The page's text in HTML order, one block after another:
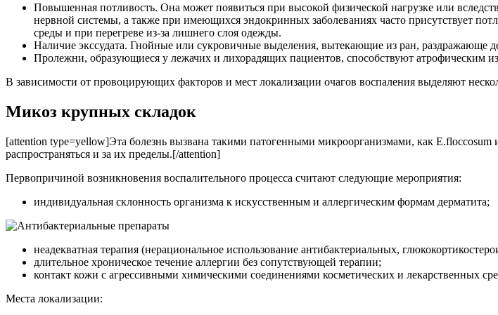
Повышенная потливость. Она может появиться при высокой физической нагрузке или
нервной системы, а также при имеющихся эндокринных заболеваниях часто присутствует
среды и при перегреве из-за лишнего слоя одежды.
Наличие экссудата. Гнойные или сукровичные выделения, вытекающие из ран, раздражающе
Пролежни, образующиеся у лежачих и лихорадящих пациентов, способствуют атрофическим
В зависимости от провоцирующих факторов и мест локализации очагов воспаления выделяют
Микоз крупных складок
[attention type=yellow]Эта болезнь вызвана такими патогенными микроорганизмами, как
распространяться и за их пределы.[/attention]
Первопричиной возникновения воспалительного процесса считают следующие мероприятия:
индивидуальная склонность организма к искусственным и аллергическим формам дерматита;
неадекватная терапия (нерациональное использование антибактериальных,
длительное хроническое течение аллергии без сопутствующей терапии;
контакт кожи с агрессивными химическими соединениями косметических и лекарственных
Места локализации: